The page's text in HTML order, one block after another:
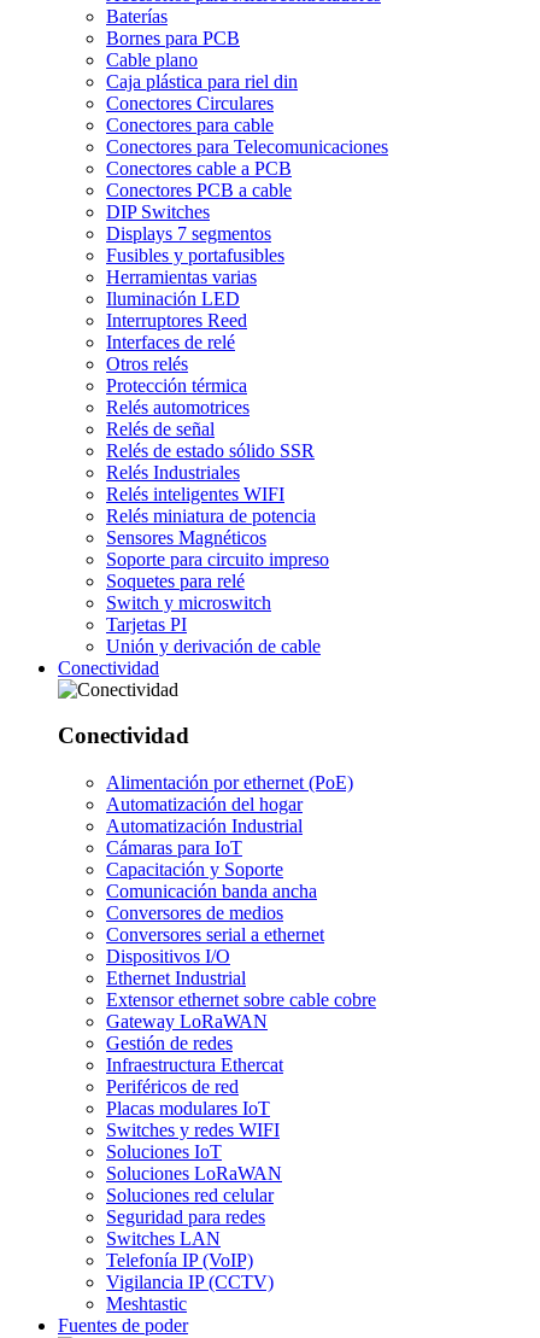
Baterías
Bornes para PCB
Cable plano
Caja plástica para riel din
Conectores Circulares
Conectores para cable
Conectores para Telecomunicaciones
Conectores cable a PCB
Conectores PCB a cable
DIP Switches
Displays 7 segmentos
Fusibles y portafusibles
Herramientas varias
Iluminación LED
Interruptores Reed
Interfaces de relé
Otros relés
Protección térmica
Relés automotrices
Relés de señal
Relés de estado sólido SSR
Relés Industriales
Relés inteligentes WIFI
Relés miniatura de potencia
Sensores Magnéticos
Soporte para circuito impreso
Soquetes para relé
Switch y microswitch
Tarjetas PI
Unión y derivación de cable
Conectividad
Conectividad
Alimentación por ethernet (PoE)
Automatización del hogar
Automatización Industrial
Cámaras para IoT
Capacitación y Soporte
Comunicación banda ancha
Conversores de medios
Conversores serial a ethernet
Dispositivos I/O
Ethernet Industrial
Extensor ethernet sobre cable cobre
Gateway LoRaWAN
Gestión de redes
Infraestructura Ethercat
Periféricos de red
Placas modulares IoT
Switches y redes WIFI
Soluciones IoT
Soluciones LoRaWAN
Soluciones red celular
Seguridad para redes
Switches LAN
Telefonía IP (VoIP)
Vigilancia IP (CCTV)
Meshtastic
Fuentes de poder